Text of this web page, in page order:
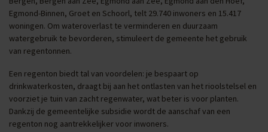
Egmond-Binnen, Groet en Schoorl, telt 29.740 inwoners en 15.417
woningen. Om wateroverlast te verminderen en duurzaam
watergebruik te bevorderen, stimuleert de gemeente het gebruik
van regentonnen.
Een regenton biedt tal van voordelen: je bespaart op
drinkwaterkosten, draagt bij aan het ontlasten van het rioolstelsel en
voorziet je tuin van zacht regenwater, wat beter is voor planten.
Dankzij de gemeentelijke subsidie wordt de aanschaf van een
regenton nog aantrekkelijker voor inwoners.